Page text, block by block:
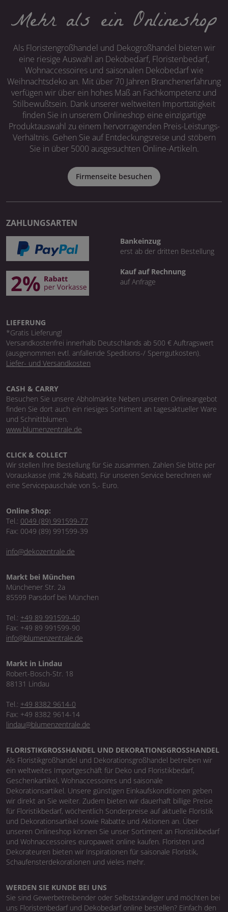
Mehr als ein Onlineshop
Als Floristengroßhandel und Dekogroßhandel bieten wir
eine riesige Auswahl an Dekobedarf, Floristenbedarf,
Wohnaccessoires und saisonalen Dekobedarf wie
Weihnachtsdeko an. Mit über 70 Jahren Branchenerfahrung
verfügen wir über ein hohes Maß an Fachkompetenz und
Stilbewußtsein. Dank unserer weltweiten Importtätigkeit
finden Sie in unserem Onlineshop eine einzigartige
Produktauswahl zu einem hervorragenden Preis-Leistungs-
Verhältnis. Gehen Sie auf Entdeckungsreise und stöbern
Sie in über 5000 ausgesuchten Online-Artikeln.
Firmenseite besuchen
ZAHLUNGSARTEN
Bankeinzug
erst ab der dritten Bestellung
Kauf auf Rechnung
auf Anfrage
LIEFERUNG
*Gratis Lieferung!
Versandkostenfrei innerhalb Deutschlands ab 500 € Auftragswert
(ausgenommen evtl. anfallende Speditions-/ Sperrgutkosten).
Liefer- und Versandkosten
CASH & CARRY
Besuchen Sie unsere Abholmärkte Neben unseren Onlineangebot
finden Sie dort auch ein riesiges Sortiment an tagesaktueller Ware
und Schnittblumen.
www.blumenzentrale.de
CLICK & COLLECT
Wir stellen Ihre Bestellung für Sie zusammen. Zahlen Sie bitte per
Vorauskasse (mit 2% Rabatt). Für unseren Service berechnen wir
eine Servicepauschale von 5,- Euro.
Online Shop:
Tel.: 0049 (89) 991599-77
Fax: 0049 (89) 991599-39
info@dekozentrale.de
Markt bei München
Münchener Str. 2a
85599 Parsdorf bei München
Tel.: +49 89 991599-40
Fax: +49 89 991599-90
info@blumenzentrale.de
Markt in Lindau
Robert-Bosch-Str. 18
88131 Lindau
Tel.: +49 8382 9614-0
Fax: +49 8382 9614-14
lindau@blumenzentrale.de
FLORISTIKGROSSHANDEL UND DEKORATIONSGROSSHANDEL
Als Floristikgroßhandel und Dekorationsgroßhandel betreiben wir
ein weltweites Importgeschäft für Deko und Floristikbedarf,
Geschenkartikel, Wohnaccessoires und saisonale
Dekorationsartikel. Unsere günstigen Einkaufskonditionen geben
wir direkt an Sie weiter. Zudem bieten wir dauerhaft billige Preise
für Floristikbedarf, wöchentlich Sonderpreise auf aktuelle Floristik
und Dekorationsartikel sowie Rabatte und Aktionen an. Über
unseren Onlineshop können Sie unser Sortiment an Floristikbedarf
und Wohnaccessoires europaweit online kaufen. Floristen und
Dekorateuren bieten wir Inspirationen für saisonale Floristik,
Schaufensterdekorationen und vieles mehr.
WERDEN SIE KUNDE BEI UNS
Sie sind Gewerbetreibender oder Selbstständiger und möchten bei
uns Floristenbedarf und Dekobedarf online bestellen? Einfach den